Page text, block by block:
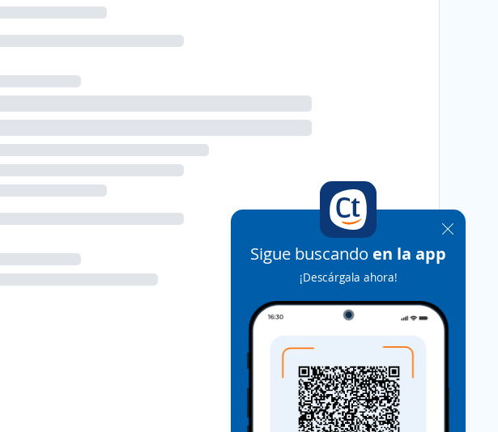
Sigue buscando en la app
¡Descárgala ahora!